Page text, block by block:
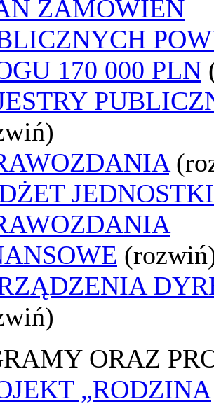
ZAMÓWIEŃ
170 000 PLN
ORAZ
„RODZINA